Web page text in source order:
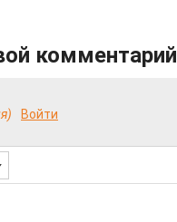
комментарий
Войти